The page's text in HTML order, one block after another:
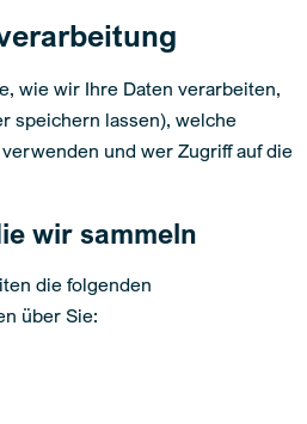
wie wir Ihre Daten verarbeiten,
speichern lassen), welche
und wer Zugriff auf die
wir sammeln
die folgenden
über Sie: